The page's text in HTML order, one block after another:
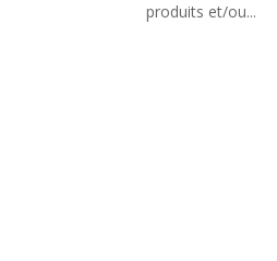
produits et/ou...